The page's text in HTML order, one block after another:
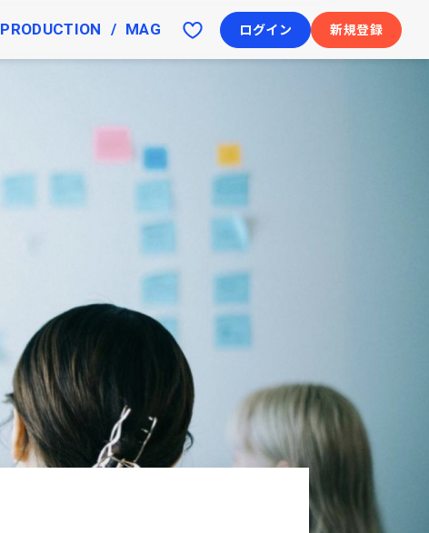
PRODUCTION MAG ログイン 新規登録